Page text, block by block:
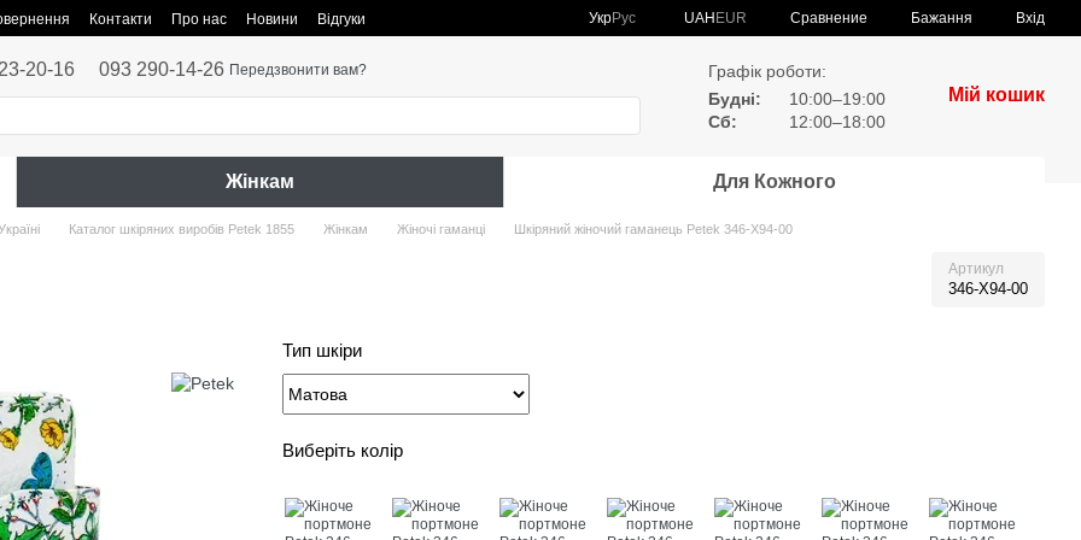
Контакти Про нас Новини
Відгуки
УкрРус UAH EUR Сравнение Бажання Вхід
20-16 093 290-14-26 Передзвонити вам?
Графік роботи:
Будні:
10:00–19:00
Сб:
12:00–18:00
Мій кошик
Жінкам Для Кожного
Каталог шкіряних виробів Petek 1855 Жінкам Жіночі гаманці Шкіряний жіночий гаманець Petek 346-X94-00
Артикул
346-X94-00
Тип шкіри
Виберіть колір